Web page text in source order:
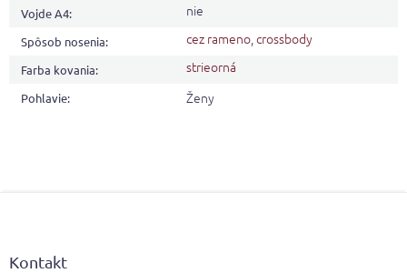
Vojde A4: nie
Spôsob nosenia: cez rameno,crossbody
Farba kovania: strieorná
Pohlavie: Ženy
Kontakt